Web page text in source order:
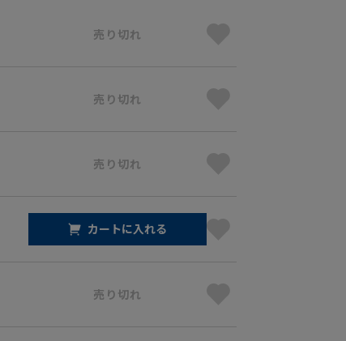
売り切れ
売り切れ
売り切れ
カートに入れる
売り切れ